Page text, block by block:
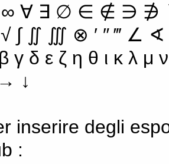
∀ ∃ ∅ ∈ ∉ ∋ ∌
∫ ∬ ∭ ⊗ ′ ″ ‴ ∠
γ δ ε ζ η θ ι κ λ
↓
inserire degli
: